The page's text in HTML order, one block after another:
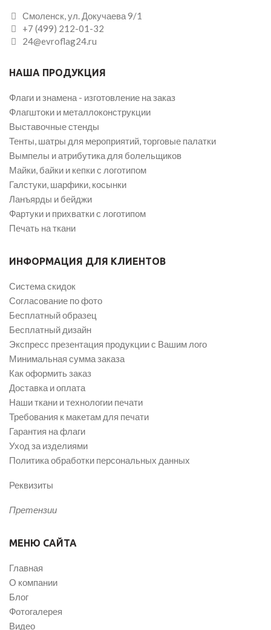
Смоленск, ул. Докучаева 9/1
+7 (499) 212-01-32
24@evroflag24.ru
НАША ПРОДУКЦИЯ
Флаги и знамена - изготовление на заказ
Флагштоки и металлоконструкции
Выставочные стенды
Тенты, шатры для мероприятий, торговые палатки
Вымпелы и атрибутика для болельщиков
Майки, байки и кепки с логотипом
Галстуки, шарфики, косынки
Ланъярды и бейджи
Фартуки и прихватки с логотипом
Печать на ткани
ИНФОРМАЦИЯ ДЛЯ КЛИЕНТОВ
Система скидок
Согласование по фото
Бесплатный образец
Бесплатный дизайн
Экспресс презентация продукции с Вашим лого
Минимальная сумма заказа
Как оформить заказ
Доставка и оплата
Наши ткани и технологии печати
Требования к макетам для печати
Гарантия на флаги
Уход за изделиями
Политика обработки персональных данных
Реквизиты
Претензии
МЕНЮ САЙТА
Главная
О компании
Блог
Фотогалерея
Видео